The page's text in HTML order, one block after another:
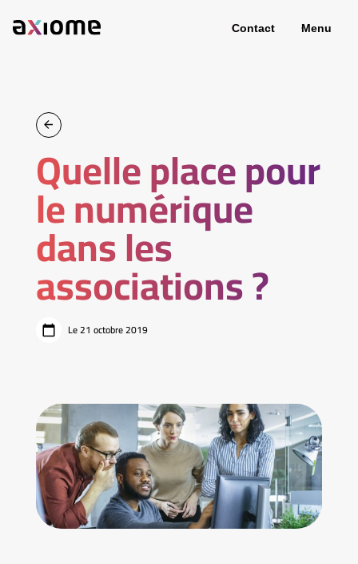
Contact Menu
Quelle place pour
le numérique
dans les
associations ?
Le 21 octobre 2019